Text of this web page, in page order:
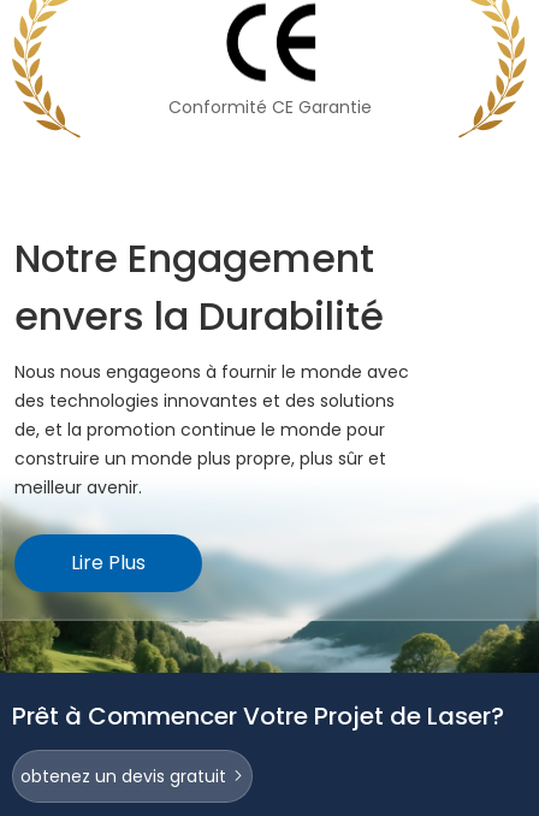
Conformité CE Garantie
Notre Engagement
envers la Durabilité
Nous nous engageons à fournir le monde avec
des technologies innovantes et des solutions
de, et la promotion continue le monde pour
construire un monde plus propre, plus sûr et
meilleur avenir.
Lire Plus
Prêt à Commencer Votre Projet de Laser?
obtenez un devis gratuit